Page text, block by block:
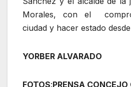
Morales, con el
ciudad y hacer estado
YORBER ALVARADO
FOTOS:PRENSA CONCEJO